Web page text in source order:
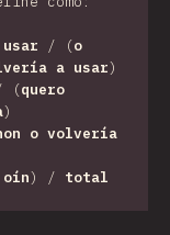
/ (o
a usar)
(quero
)
o volvería
oín) / total